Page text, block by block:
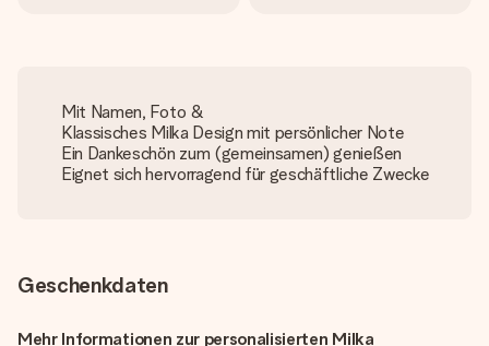
Mit Namen, Foto &
Klassisches Milka Design mit persönlicher Note
Ein Dankeschön zum (gemeinsamen) genießen
Eignet sich hervorragend für geschäftliche Zwecke
Geschenkdaten
Mehr Informationen zur personalisierten Milka